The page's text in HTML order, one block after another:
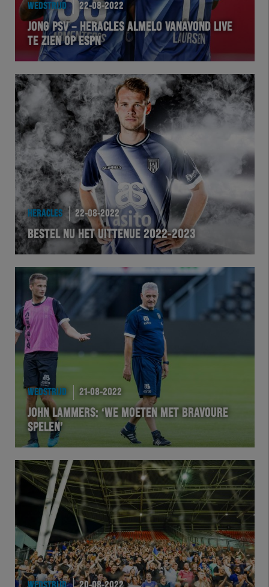
Academie
WEDSTRIJD 22-08-2022
JONG PSV – HERACLES ALMELO VANAVOND LIVE
TE ZIEN OP ESPN
HERACLES 22-08-2022
BESTEL NU HET UITTENUE 2022-2023
WEDSTRIJD 21-08-2022
JOHN LAMMERS: ‘WE MOETEN MET BRAVOURE
SPELEN’